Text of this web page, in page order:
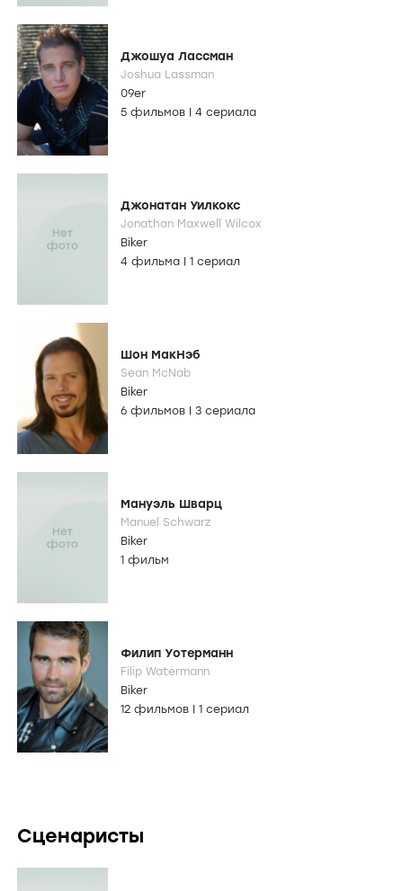
Джошуа Лассман
Joshua Lassman
09er
5 фильмов
4 сериала
Джонатан Уилкокс
Jonathan Maxwell Wilcox
Biker
4 фильма
1 сериал
Шон МакНэб
Sean McNab
Biker
6 фильмов
3 сериала
Мануэль Шварц
Manuel Schwarz
Biker
1 фильм
Филип Уотерманн
Filip Watermann
Biker
12 фильмов
1 сериал
Сценаристы